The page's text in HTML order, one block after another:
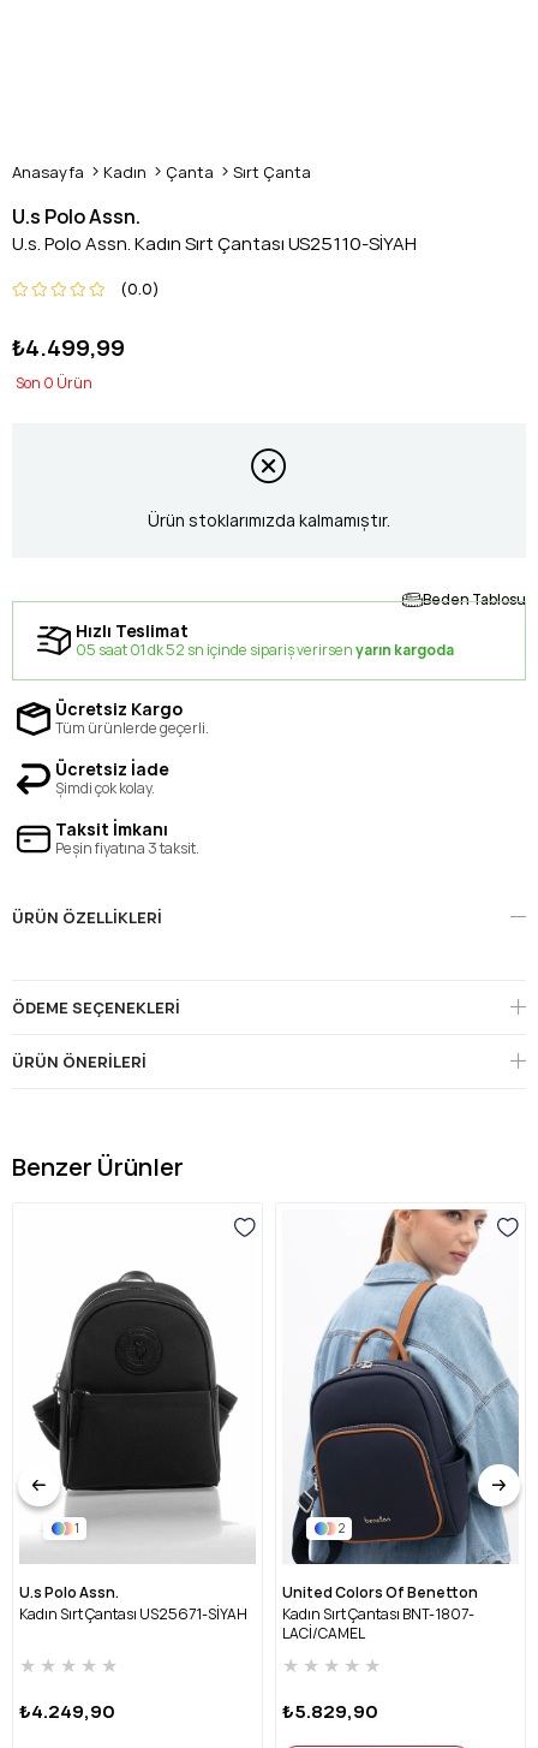
Anasayfa Kadın Çanta Sırt Çanta
U.s Polo Assn.
U.s. Polo Assn. Kadın Sırt Çantası US25110-SİYAH
0.0
₺4.499,99
0
Ürün stoklarımızda kalmamıştır.
Beden Tablosu
Hızlı Teslimat
05 saat 01 dk 52 sn içinde sipariş verirsenyarın kargoda
Ücretsiz Kargo
Tüm ürünlerde geçerli.
Ücretsiz İade
Şimdi çok kolay.
Taksit İmkanı
Peşin fiyatına 3 taksit.
ÜRÜN ÖZELLIKLERI
ÖDEME SEÇENEKLERI
ÜRÜN ÖNERILERI
Benzer Ürünler
1
U.s Polo Assn.
Kadın Sırt Çantası US25671-SİYAH
★ ★ ★ ★ ★
₺4.249,90
2
United Colors Of Benetton
Kadın Sırt Çantası BNT-1807-
LACİ/CAMEL
★ ★ ★ ★ ★
₺5.829,90